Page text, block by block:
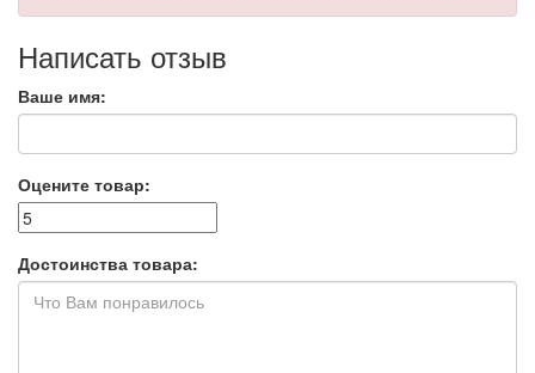
Написать отзыв
Ваше имя:
Оцените товар:
Достоинства товара: